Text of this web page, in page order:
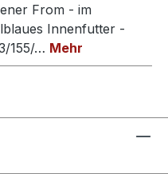
From - im
Innenfutter -
155/… Mehr